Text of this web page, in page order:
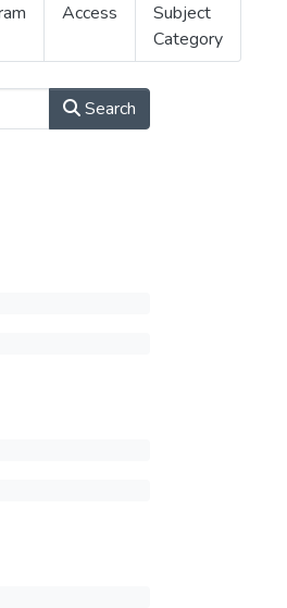
Access
Subject
Category
Search